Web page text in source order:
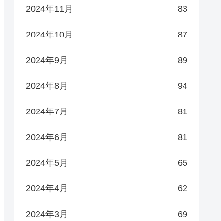
2024年11月 83
2024年10月 87
2024年9月 89
2024年8月 94
2024年7月 81
2024年6月 81
2024年5月 65
2024年4月 62
2024年3月 69